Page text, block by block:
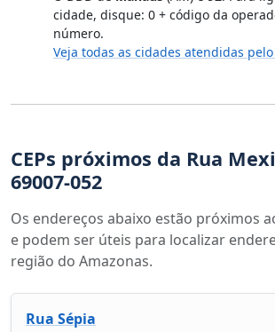
cidade, disque: 0 + código da
número.
Veja todas as cidades atendidas pelo
CEPs próximos da Rua
69007-052
Os endereços abaixo estão próximos
e podem ser úteis para localizar
região do Amazonas.
Rua Sépia